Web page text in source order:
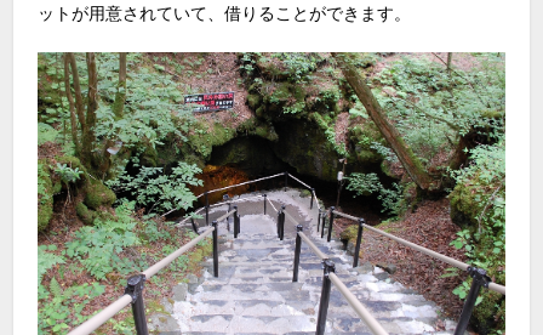
ットが用意されていて、借りることができます。